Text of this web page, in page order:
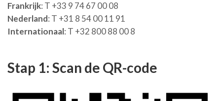
Frankrijk: T +33 9 74 67 00 08
Nederland: T +31 8 54 00 11 91
Internationaal: T +32 800 88 00 8
Stap 1: Scan de QR-code